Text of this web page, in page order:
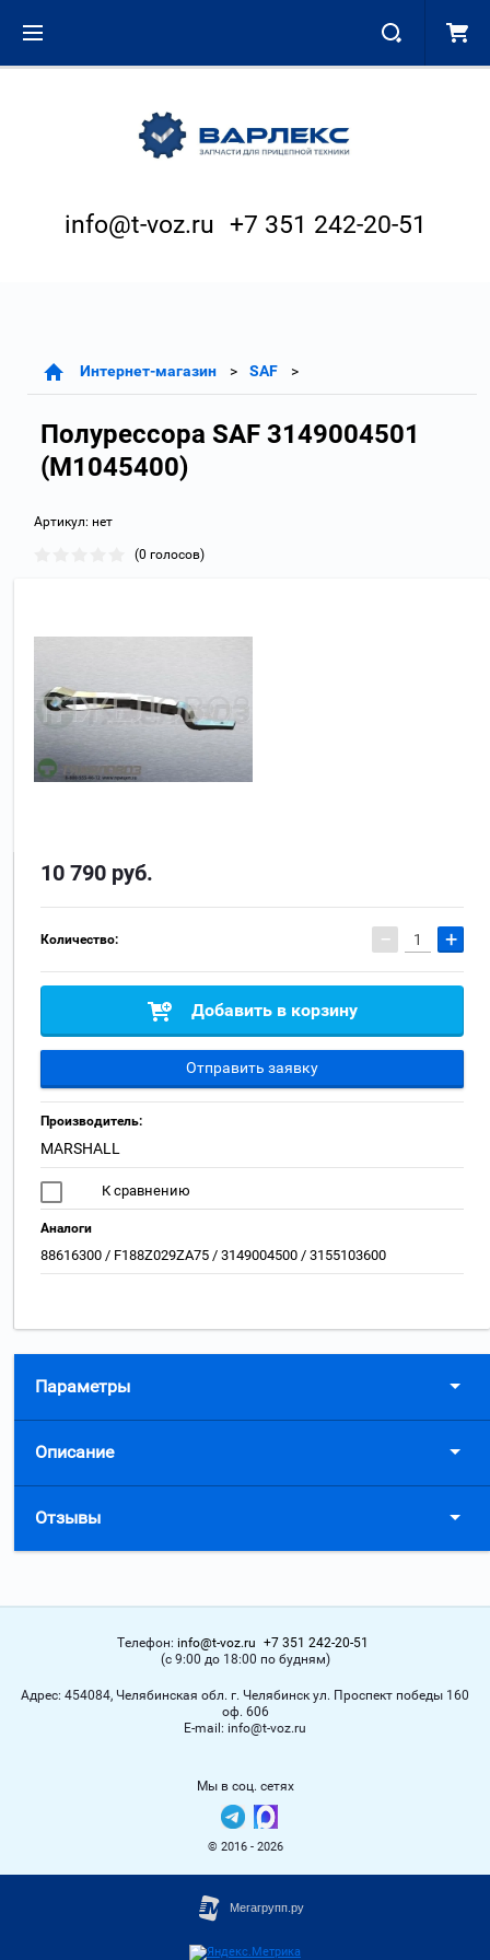
info@t-voz.ru +7 351 242-20-51
Интернет-магазин SAF
Полурессора SAF 3149004501
(M1045400)
Артикул: нет
(0 голосов)
10 790 руб.
Количество: − +
Добавить в корзину
Отправить заявку
Производитель:
MARSHALL
К сравнению
Аналоги
88616300 / F188Z029ZA75 / 3149004500 / 3155103600
Параметры
Описание
Отзывы
Телефон: info@t-voz.ru +7 351 242-20-51
(с 9:00 до 18:00 по будням)
Адрес: 454084, Челябинская обл. г. Челябинск ул. Проспект победы 160
оф. 606
Е-mail: info@t-voz.ru
Мы в соц. сетях
© 2016 - 2026